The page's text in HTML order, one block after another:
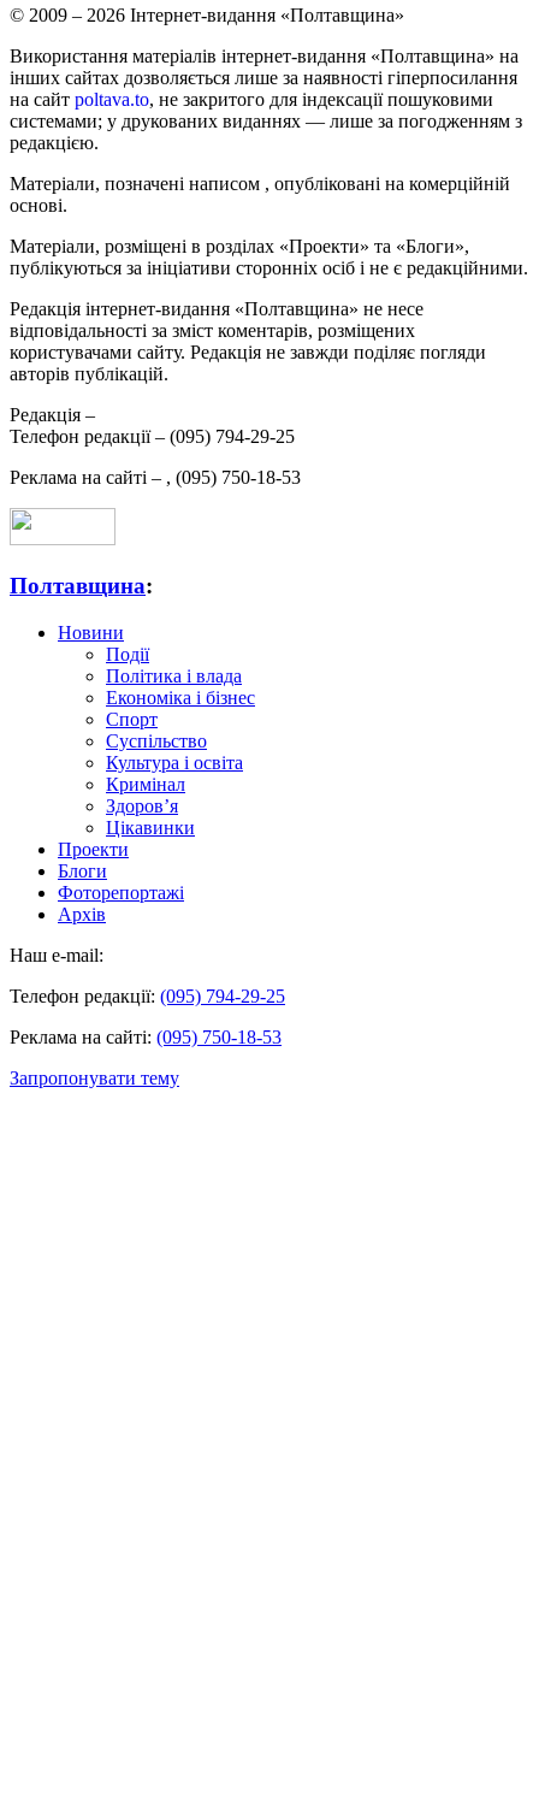
© 2009 – 2026 Інтернет-видання «Полтавщина»
Використання матеріалів інтернет-видання «Полтавщина» на
інших сайтах дозволяється лише за наявності гіперпосилання
на сайт poltava.to, не закритого для індексації пошуковими
системами; у друкованих виданнях — лише за погодженням з
редакцією.
Матеріали, позначені написом , опубліковані на комерційній
основі.
Матеріали, розміщені в розділах «Проекти» та «Блоги»,
публікуються за ініціативи сторонніх осіб і не є редакційними.
Редакція інтернет-видання «Полтавщина» не несе
відповідальності за зміст коментарів, розміщених
користувачами сайту. Редакція не завжди поділяє погляди
авторів публікацій.
Редакція –
Телефон редакції – (095) 794-29-25
Реклама на сайті – , (095) 750-18-53
Полтавщина:
Новини
Події
Політика і влада
Економіка і бізнес
Спорт
Суспільство
Культура і освіта
Кримінал
Здоров’я
Цікавинки
Проекти
Блоги
Фоторепортажі
Архів
Наш e-mail:
Телефон редакції: (095) 794-29-25
Реклама на сайті: (095) 750-18-53
Запропонувати тему